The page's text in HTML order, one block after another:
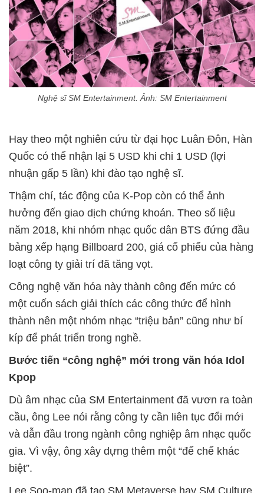
Nghệ sĩ SM Entertainment. Ảnh: SM Entertainment
Hay theo một nghiên cứu từ đại học Luân Đôn, Hàn
Quốc có thể nhận lại 5 USD khi chi 1 USD (lợi
nhuận gấp 5 lần) khi đào tạo nghệ sĩ.
Thậm chí, tác động của K-Pop còn có thể ảnh
hưởng đến giao dịch chứng khoán. Theo số liệu
năm 2018, khi nhóm nhạc quốc dân BTS đứng đầu
bảng xếp hạng Billboard 200, giá cổ phiếu của hàng
loạt công ty giải trí đã tăng vọt.
Công nghệ văn hóa này thành công đến mức có
một cuốn sách giải thích các công thức để hình
thành nên một nhóm nhạc “triệu bản” cũng như bí
kíp để phát triển trong nghề.
Bước tiến “công nghệ” mới trong văn hóa Idol
Kpop
Dù âm nhạc của SM Entertainment đã vươn ra toàn
cầu, ông Lee nói rằng công ty cần liên tục đổi mới
và dẫn đầu trong ngành công nghiệp âm nhạc quốc
gia. Vì vậy, ông xây dựng thêm một “đế chế khác
biệt”.